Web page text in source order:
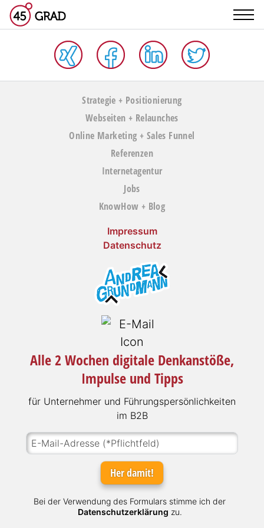
Strategie + Positionierung
Webseiten + Relaunches
Online Marketing + Sales Funnel
Referenzen
Internetagentur
Jobs
KnowHow + Blog
Impressum
Datenschutz
Alle 2 Wochen digitale Denkanstöße,
Impulse und Tipps
für Unter­neh­mer und Füh­rungs­per­sön­lich­kei­ten
im B2B
Her damit!
Bei der Verwendung des Formulars stimme ich der
Datenschutzerklärung zu.